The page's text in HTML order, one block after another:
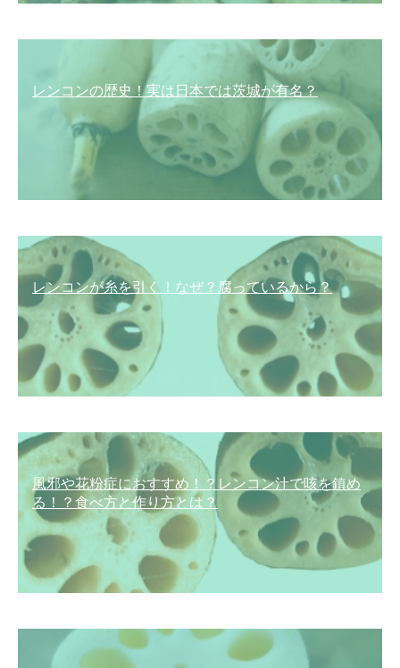
レンコンの歴史！実は日本では茨城が有名？
レンコンが糸を引く！なぜ？腐っているから？
風邪や花粉症におすすめ！？レンコン汁で咳を鎮め
る！？食べ方と作り方とは？